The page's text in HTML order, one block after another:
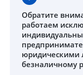
Обратите
работаем
юридическими
безналичному